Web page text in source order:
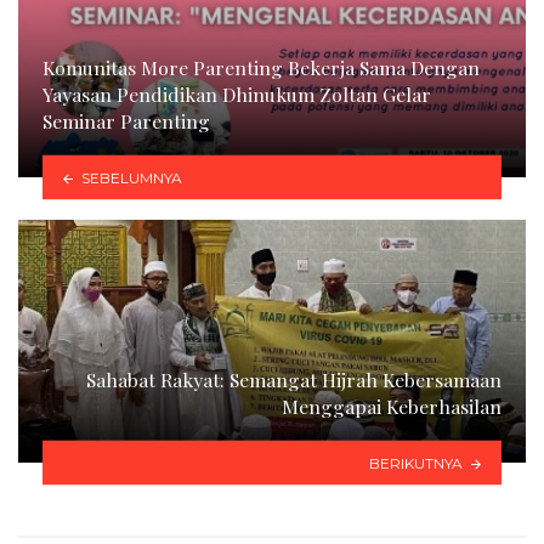
Komunitas More Parenting Bekerja Sama Dengan
Yayasan Pendidikan Dhinukum Zoltan Gelar
Seminar Parenting
SEBELUMNYA
Sahabat Rakyat: Semangat Hijrah Kebersamaan
Menggapai Keberhasilan
BERIKUTNYA